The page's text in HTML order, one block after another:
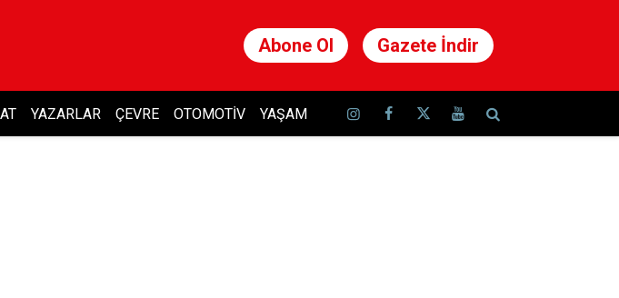
Abone Ol Gazete İndir
YAZARLAR ÇEVRE OTOMOTIV YAŞAM